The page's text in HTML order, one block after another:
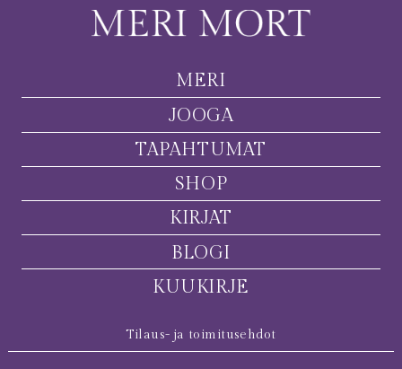
MERI
JOOGA
TAPAHTUMAT
SHOP
KIRJAT
BLOGI
KUUKIRJE
Tilaus- ja toimitusehdot